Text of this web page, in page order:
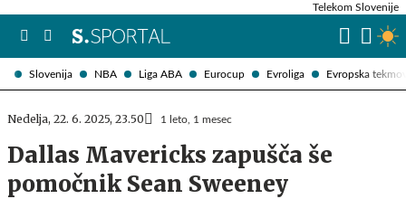
Slovenija NBA Liga ABA Eurocup Evroliga Evropska
Telekom Slovenije
Nedelja, 22. 6. 2025, 23.50 1 leto, 1 mesec
Dallas Mavericks zapušča še
pomočnik Sean Sweeney